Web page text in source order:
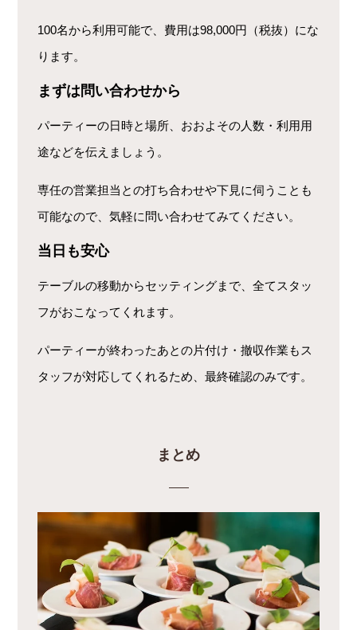
100名から利用可能で、費用は98,000円（税抜）にな
ります。
まずは問い合わせから
パーティーの日時と場所、おおよその人数・利用用
途などを伝えましょう。
専任の営業担当との打ち合わせや下見に伺うことも
可能なので、気軽に問い合わせてみてください。
当日も安心
テーブルの移動からセッティングまで、全てスタッ
フがおこなってくれます。
パーティーが終わったあとの片付け・撤収作業もス
タッフが対応してくれるため、最終確認のみです。
まとめ